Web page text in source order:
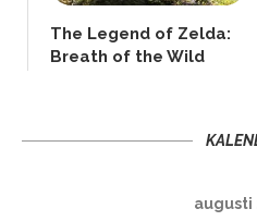
The Legend of Zelda:
Breath of the Wild
augusti